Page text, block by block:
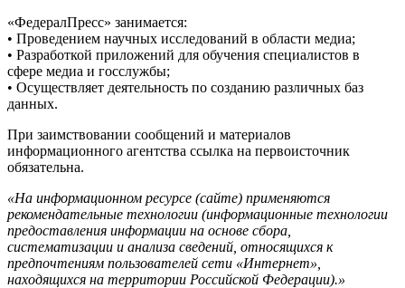
«ФедералПресс» занимается:
• Проведением научных исследований в области медиа;
• Разработкой приложений для обучения специалистов в
сфере медиа и госслужбы;
• Осуществляет деятельность по созданию различных баз
данных.
При заимствовании сообщений и материалов
информационного агентства ссылка на первоисточник
обязательна.
«На информационном ресурсе (сайте) применяются
рекомендательные технологии (информационные технологии
предоставления информации на основе сбора,
систематизации и анализа сведений, относящихся к
предпочтениям пользователей сети «Интернет»,
находящихся на территории Российской Федерации).»